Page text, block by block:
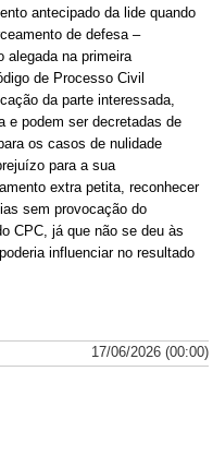
antecipado da lide quando
de defesa –
alegada na primeira
de Processo Civil
da parte interessada,
e podem ser decretadas de
os casos de nulidade
para a sua
extra petita, reconhecer
sem provocação do
CPC, já que não se deu às
influenciar no resultado
17/06/2026 (00:00)